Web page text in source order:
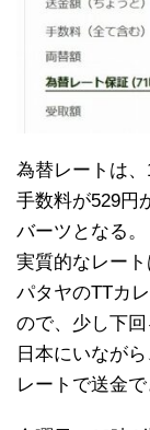
為替レートは
手数料が529円
バーツとなる。
実質的なレート
パタヤのTTカ
ので、少し下回
日本にいなが
レートで送金で